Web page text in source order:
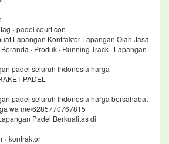
› padel court con
Lapangan Kontraktor Lapangan Olah Jasa
· Produk · Running Track · Lapangan
padel seluruh Indonesia harga
PADEL
padel seluruh Indonesia harga bersahabat
wa me/6285770767815
Padel Berkualitas di
› kontraktor